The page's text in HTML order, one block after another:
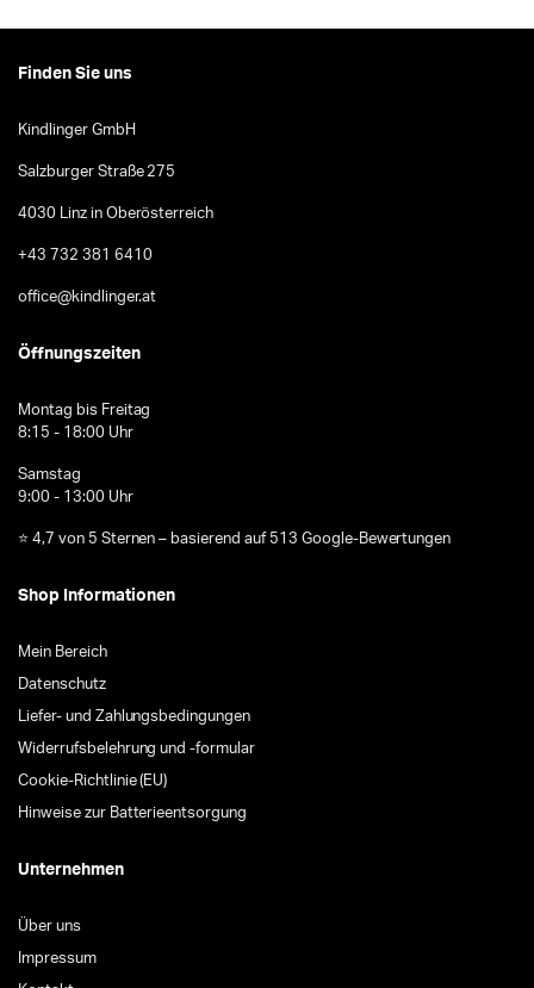
Finden Sie uns
Kindlinger GmbH
Salzburger Straße 275
4030 Linz in Oberösterreich
+43 732 381 6410
office@kindlinger.at
Öffnungszeiten
Montag bis Freitag
8:15 - 18:00 Uhr
Samstag
9:00 - 13:00 Uhr
⭐ 4,7 von 5 Sternen – basierend auf 513 Google-Bewertungen
Shop Informationen
Mein Bereich
Datenschutz
Liefer- und Zahlungsbedingungen
Widerrufsbelehrung und -formular
Cookie-Richtlinie (EU)
Hinweise zur Batterieentsorgung
Unternehmen
Über uns
Impressum